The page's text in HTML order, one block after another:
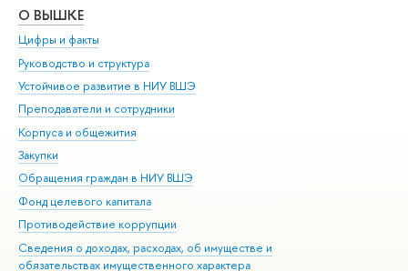
О ВЫШКЕ
Цифры и факты
Руководство и структура
Устойчивое развитие в НИУ ВШЭ
Преподаватели и сотрудники
Корпуса и общежития
Закупки
Обращения граждан в НИУ ВШЭ
Фонд целевого капитала
Противодействие коррупции
Сведения о доходах, расходах, об имуществе и
обязательствах имущественного характера